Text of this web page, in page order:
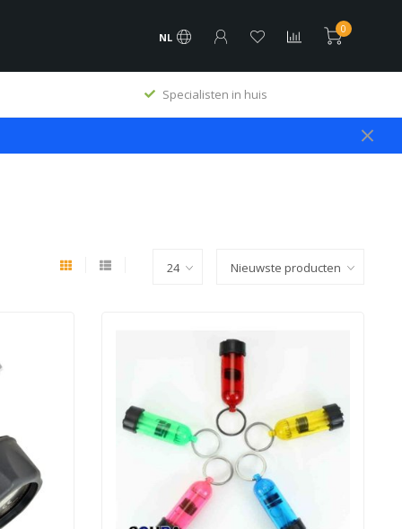
NL
0
Specialisten in huis